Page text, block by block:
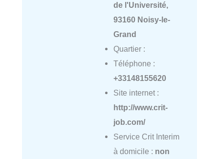
de l'Université,
93160 Noisy-le-
Grand
Quartier :
Téléphone :
+33148155620
Site internet :
http://www.crit-
job.com/
Service Crit Interim
à domicile : non